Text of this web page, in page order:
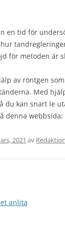
en tid för
för metoden är
av röntgen
Med
du kan snart le
denna webbsida:
2021 av Redaktion
anlita